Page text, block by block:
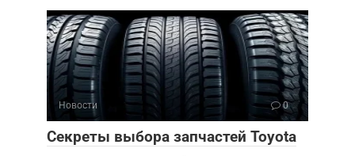
Новости 0
Секреты выбора запчастей Toyota